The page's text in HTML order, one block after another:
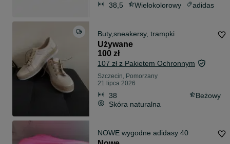
38,5 Wielokolorowy adidas
Buty,sneakersy, trampki
Używane
100 zł
107 zł z Pakietem Ochronnym
Szczecin, Pomorzany
21 lipca 2026
38
Beżowy
Skóra naturalna
NOWE wygodne adidasy 40